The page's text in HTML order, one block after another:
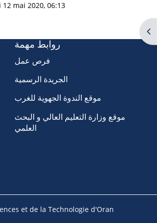
mai 2020, 06:13
روابط مهمة
فرص عمل
الجريدة الرسمية
موقع الندوة الجهوية للغرب
موقع وزارة التعليم العالي و البحث
العلمي
et de la Technologie d'Oran